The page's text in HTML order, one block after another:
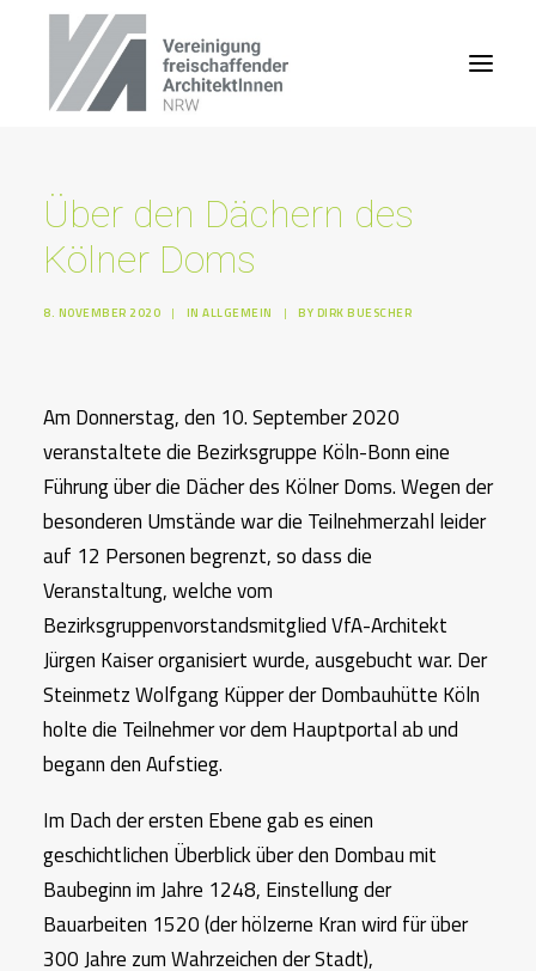
Über den Dächern des
Kölner Doms
8. NOVEMBER 2020 | IN ALLGEMEIN | BY DIRK BUESCHER
Am Donnerstag, den 10. September 2020
veranstaltete die Bezirksgruppe Köln-Bonn eine
Führung über die Dächer des Kölner Doms. Wegen der
besonderen Umstände war die Teilnehmerzahl leider
auf 12 Personen begrenzt, so dass die
Veranstaltung, welche vom
Bezirksgruppenvorstandsmitglied VfA-Architekt
Jürgen Kaiser organisiert wurde, ausgebucht war. Der
Steinmetz Wolfgang Küpper der Dombauhütte Köln
holte die Teilnehmer vor dem Hauptportal ab und
begann den Aufstieg.
Im Dach der ersten Ebene gab es einen
geschichtlichen Überblick über den Dombau mit
Baubeginn im Jahre 1248, Einstellung der
Bauarbeiten 1520 (der hölzerne Kran wird für über
300 Jahre zum Wahrzeichen der Stadt),